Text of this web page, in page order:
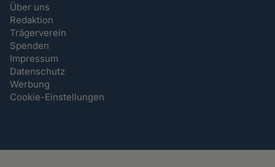
Über uns
Redaktion
Trägerverein
Spenden
Impressum
Datenschutz
Werbung
Cookie-Einstellungen